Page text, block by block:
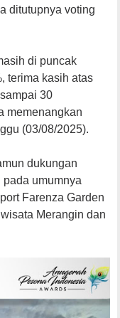
ditutupnya voting
di puncak
terima kasih atas
30
memenangkan
(03/08/2025).
dukungan
umumnya
Farenza Garden
Merangin dan